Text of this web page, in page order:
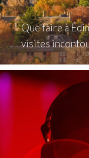
Que faire à
visites